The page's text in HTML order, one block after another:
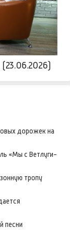
(23.06.2026)
дорожек на
«Мы с Ветлуги-
тропу
песни